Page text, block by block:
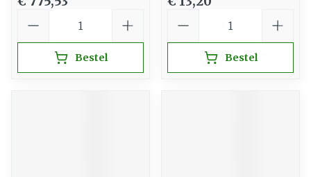
Bestel Bestel